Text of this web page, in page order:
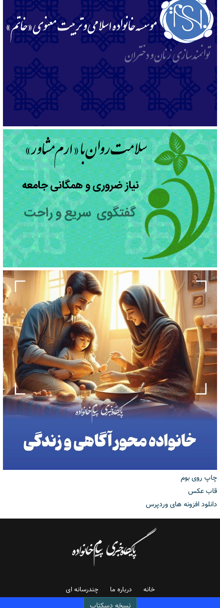
چاپ روی بوم
قاب عکس
دانلود افزونه های وردپرس
خانه درباره ما چندرسانه ای
نسخه دسکتاپ